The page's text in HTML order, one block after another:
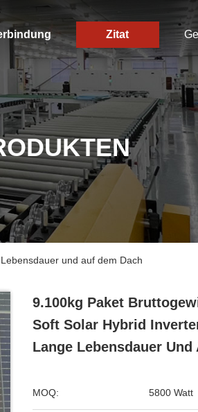
Zitat
und auf dem Dach
9.100kg Paket
Soft Solar Hybrid
Lange Lebensdauer Und
MOQ: 5800 Watt